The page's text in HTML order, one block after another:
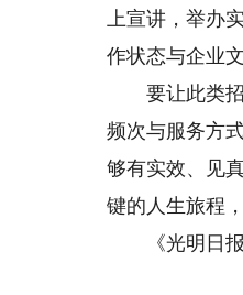
上宣讲，举办
作状态与企业
要让此类招
频次与服务方
够有实效、见
键的人生旅程
《光明日报